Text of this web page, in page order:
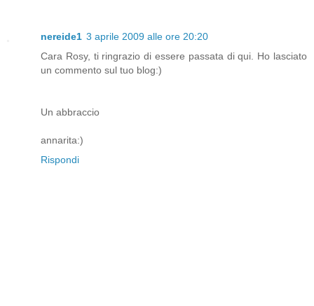
nereide1 3 aprile 2009 alle ore 20:20
Cara Rosy, ti ringrazio di essere passata di qui. Ho lasciato
un commento sul tuo blog:)
Un abbraccio
annarita:)
Rispondi